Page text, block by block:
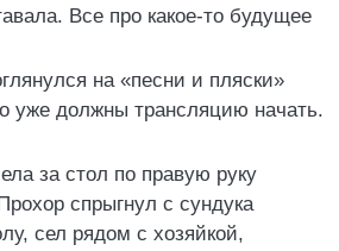
Все про какое-то будущее
на «песни и пляски»
уже должны трансляцию начать.
за стол по правую руку
спрыгнул с сундука
сел рядом с хозяйкой,